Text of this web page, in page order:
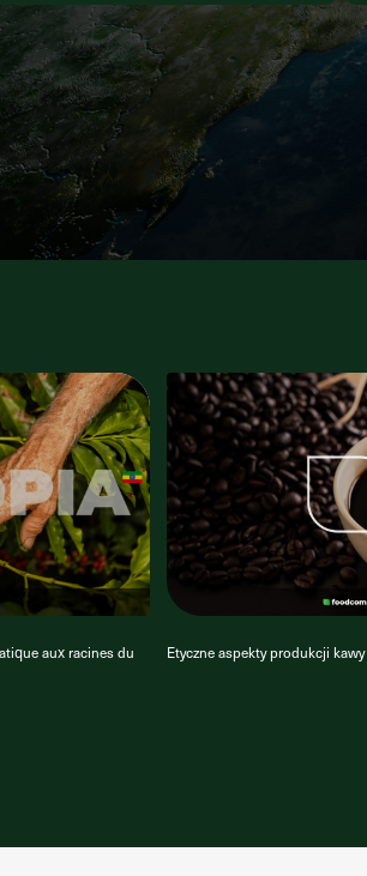
aux racines du
Etyczne aspekty produkcji kawy